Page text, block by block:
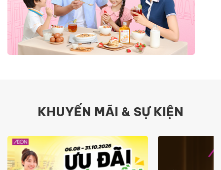
KHUYẾN MÃI & SỰ KIỆN